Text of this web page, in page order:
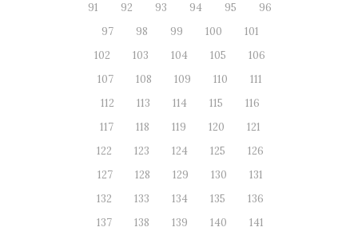
91
92 93 94 95
96
97
98 99 100
101
102
103 104 105
106
107
108 109 110
111
112
113 114 115
116
117
118 119 120
121
122
123 124 125
126
127
128 129 130
131
132
133 134 135
136
137
138 139 140
141